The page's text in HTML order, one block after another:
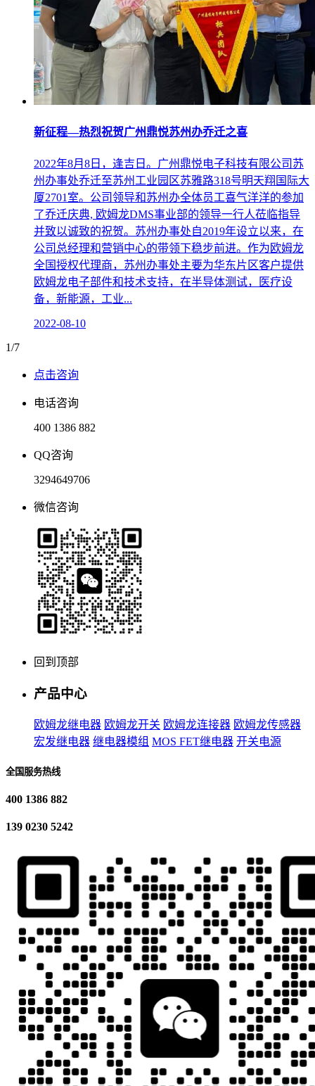
新征程—热烈祝贺广州鼎悦苏州办乔迁之喜
2022年8月8日，逢吉日。广州鼎悦电子科技有限公司苏
州办事处乔迁至苏州工业园区苏雅路318号明天翔国际大
厦2701室。公司领导和苏州办全体员工喜气洋洋的参加
了乔迁庆典, 欧姆龙DMS事业部的领导一行人莅临指导
并致以诚致的祝贺。苏州办事处自2019年设立以来，在
公司总经理和营销中心的带领下稳步前进。作为欧姆龙
全国授权代理商，苏州办事处主要为华东片区客户提供
欧姆龙电子部件和技术支持，在半导体测试，医疗设
备，新能源，工业...
2022-08-10
1/7
点击咨询
电话咨询
400 1386 882
QQ咨询
3294649706
微信咨询
回到顶部
产品中心
欧姆龙继电器 欧姆龙开关 欧姆龙连接器 欧姆龙传感器
宏发继电器 继电器模组 MOS FET继电器 开关电源
全国服务热线
400 1386 882
139 0230 5242